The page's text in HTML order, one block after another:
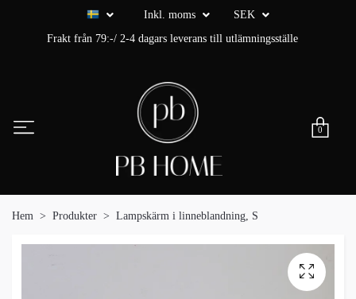
Inkl. moms
SEK
Frakt från 79:-/ 2-4 dagars leverans till utlämningsställe
0
Hem Produkter Lampskärm i linneblandning, S